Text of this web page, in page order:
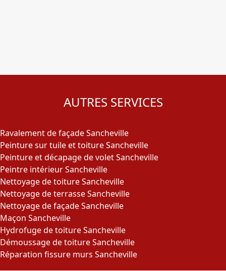
AUTRES SERVICES
Ravalement de façade Sancheville
Peinture sur tuile et toiture Sancheville
Peinture et décapage de volet Sancheville
Peintre intérieur Sancheville
Nettoyage de toiture Sancheville
Nettoyage de terrasse Sancheville
Nettoyage de façade Sancheville
Maçon Sancheville
Hydrofuge de toiture Sancheville
Démoussage de toiture Sancheville
Réparation fissure murs Sancheville